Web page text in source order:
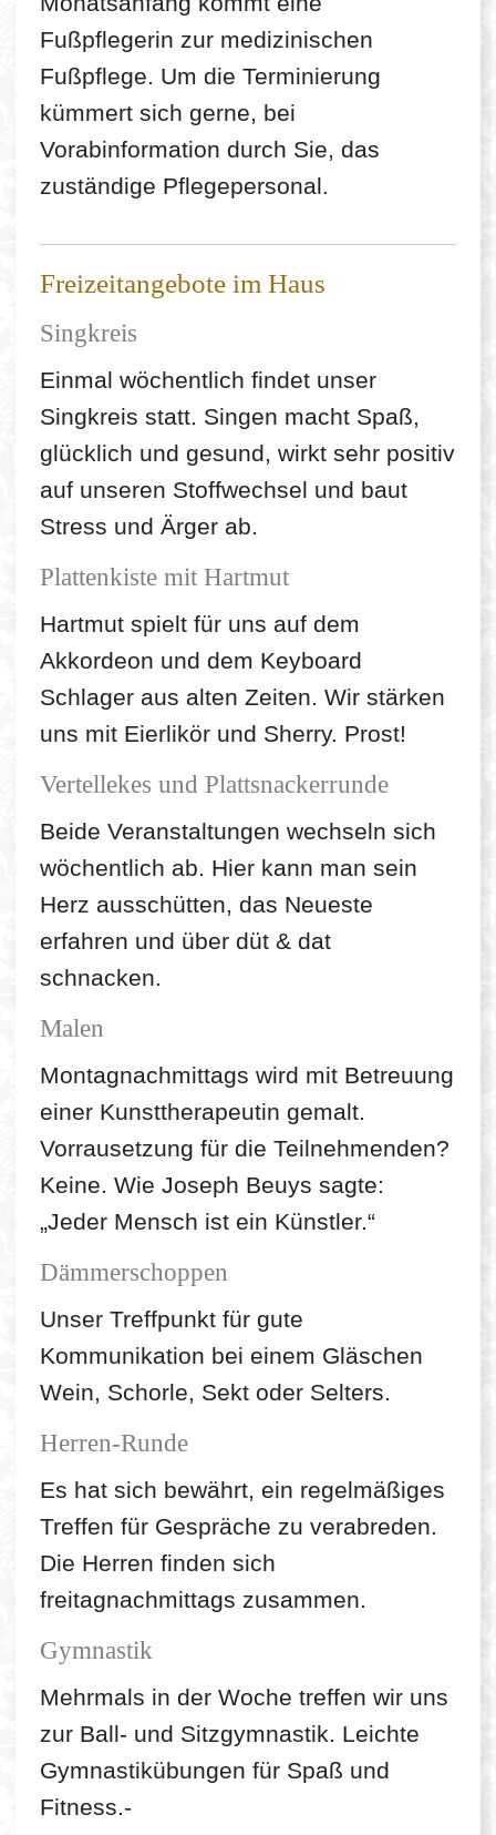
Fußpflegerin zur medizinischen
Fußpflege. Um die Terminierung
kümmert sich gerne, bei
Vorabinformation durch Sie, das
zuständige Pflegepersonal.
Freizeitangebote im Haus
Singkreis
Einmal wöchentlich findet unser
Singkreis statt. Singen macht Spaß,
glücklich und gesund, wirkt sehr positiv
auf unseren Stoffwechsel und baut
Stress und Ärger ab.
Plattenkiste mit Hartmut
Hartmut spielt für uns auf dem
Akkordeon und dem Keyboard
Schlager aus alten Zeiten. Wir stärken
uns mit Eierlikör und Sherry. Prost!
Vertellekes und Plattsnackerrunde
Beide Veranstaltungen wechseln sich
wöchentlich ab. Hier kann man sein
Herz ausschütten, das Neueste
erfahren und über düt & dat
schnacken.
Malen
Montagnachmittags wird mit Betreuung
einer Kunsttherapeutin gemalt.
Vorrausetzung für die Teilnehmenden?
Keine. Wie Joseph Beuys sagte:
„Jeder Mensch ist ein Künstler.“
Dämmerschoppen
Unser Treffpunkt für gute
Kommunikation bei einem Gläschen
Wein, Schorle, Sekt oder Selters.
Herren-Runde
Es hat sich bewährt, ein regelmäßiges
Treffen für Gespräche zu verabreden.
Die Herren finden sich
freitagnachmittags zusammen.
Gymnastik
Mehrmals in der Woche treffen wir uns
zur Ball- und Sitzgymnastik. Leichte
Gymnastikübungen für Spaß und
Fitness.-